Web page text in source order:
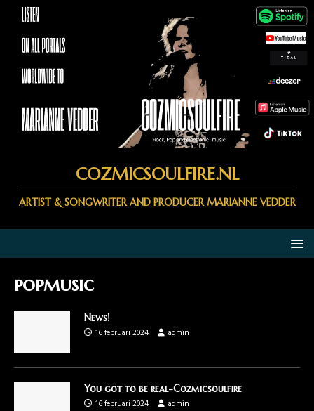
COZMICSOULFIRE.NL
ARTIST & SONGWRITER AND PRODUCER MARIANNE VEDDER
popmusic
News!
16 februari 2024
admin
You got to be real-Cozmicsoulfire
16 februari 2024
admin